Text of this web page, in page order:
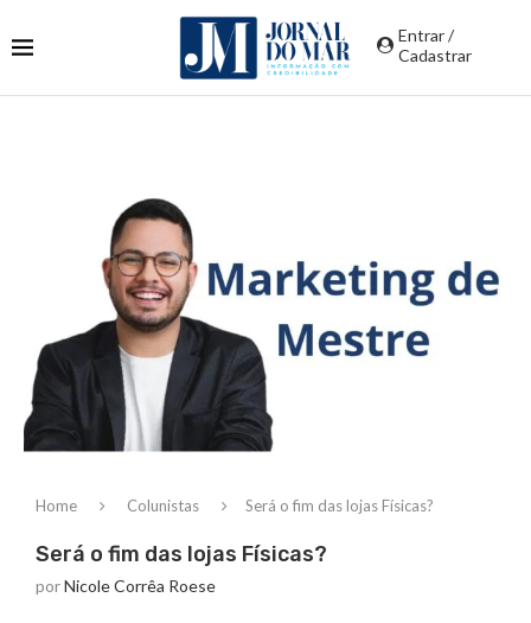
Entrar /
Cadastrar
Home Colunistas Será o fim das lojas Físicas?
Será o fim das lojas Físicas?
porNicole Corrêa Roese